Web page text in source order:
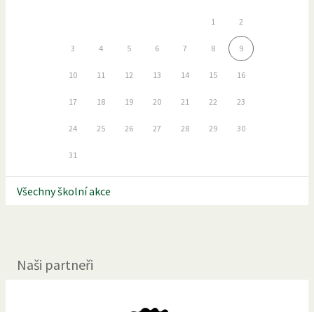
1 2
3 4 5 6 7 8 9
10 11 12 13 14 15 16
17 18 19 20 21 22 23
24 25 26 27 28 29 30
31
Všechny školní akce
Naši partneři